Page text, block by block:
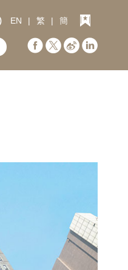
EN | 繁 | 簡